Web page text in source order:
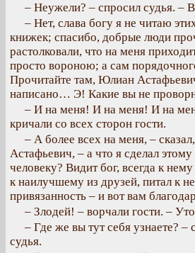
– Неужели? – спросил судья. –
– Нет, слава богу я не читаю
книжек; спасибо, добрые люди
растолковали, что на меня
просто вороною; а сам
Прочитайте там, Юлиан
написано… Э! Какие вы не
– И на меня! И на меня! И на
кричали со всех сторон гости.
– А более всех на меня, –
Астафьевич, – а что я сделал
человеку? Видит бог, всегда к
к наилучшему из друзей, питал к
привязанность – и вот вам
– Злодей! – ворчали гости. –
– Где же вы тут себя узнаете? –
судья.